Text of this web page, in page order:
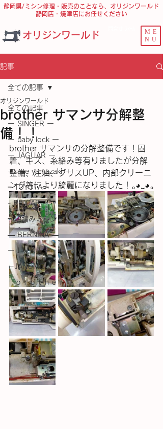
オリジンワールド
ME
NU
静岡県/ミシン修理・販売のことなら、オリジンワールド
静岡店・焼津店にお任せください
記事
全ての記事
ー SINGER ー
ー baby lock ー
ー JAGUAR ー
ー axe yamazaki ー
− TOYOTA −
- RICCAR -
− 足踏みミシン −
― BERNINA ―
ーＪＵＫＩー
－JANOME－
－ｂｒｏｔｈｅｒ－
全ての記事
brother サマンサ分解整
備！！
オリジンワールド
brother サマンサの分解整備です！固
着、キズ、糸絡み等有りましたが分解
整備、注油、グリスUP、内部クリーニ
ング等により綺麗になりました！｡⁠◕⁠‿⁠◕⁠｡